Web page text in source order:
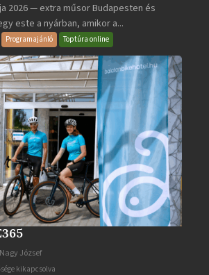
2026 — extra műsor Budapesten és
este a nyárban, amikor a...
Programajánló Toptúra online
Nagy József
kikapcsolva